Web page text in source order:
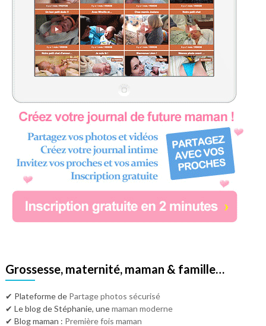
Grossesse, maternité, maman & famille…
✔ Plateforme de Partage photos sécurisé
✔ Le blog de Stéphanie, unemaman moderne
✔ Blog maman : Première fois maman